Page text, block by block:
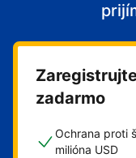
zadarmo
Ochrana proti
milióna USD